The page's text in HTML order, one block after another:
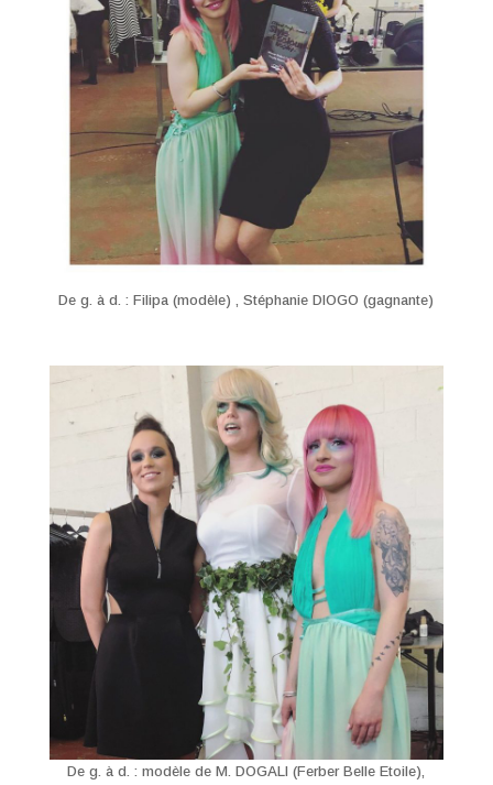
De g. à d. : Filipa (modèle) , Stéphanie DIOGO (gagnante)
De g. à d. : modèle de M. DOGALI (Ferber Belle Etoile),